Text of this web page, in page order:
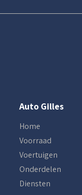
Auto Gilles
Home
Voorraad
Voertuigen
Onderdelen
Diensten